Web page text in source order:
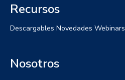
Recursos
Descargables Novedades Webinars
Nosotros